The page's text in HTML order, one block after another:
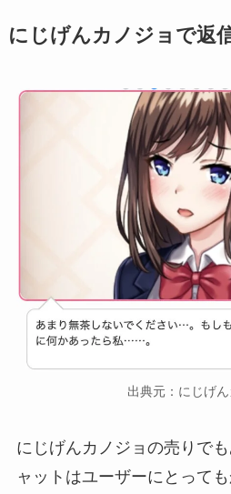
にじげんカノジョで返
出典元：にじげん
にじげんカノジョの売りで
ャットはユーザーにとって